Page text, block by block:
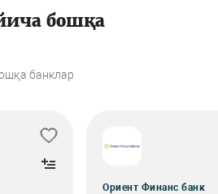
бошқа
банклар
Ориент Финанс банк